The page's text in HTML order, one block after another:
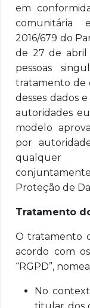
em
comunitária
2016/679 do
de 27 de abril
pessoas
tratamento de
desses dados
autoridades
modelo
por
qualquer
Proteção de
Tratamento
O tratamento
acordo com
“RGPD”,
No
titular dos